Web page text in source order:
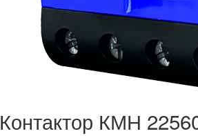
Контактор КМН